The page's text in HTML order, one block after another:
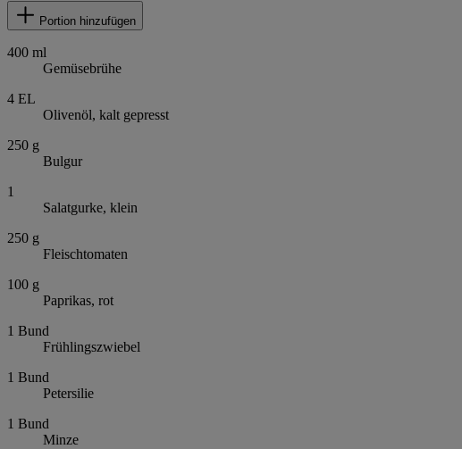
Portion hinzufügen
400 ml
Gemüsebrühe
4 EL
Olivenöl, kalt gepresst
250 g
Bulgur
1
Salatgurke, klein
250 g
Fleischtomaten
100 g
Paprikas, rot
1 Bund
Frühlingszwiebel
1 Bund
Petersilie
1 Bund
Minze